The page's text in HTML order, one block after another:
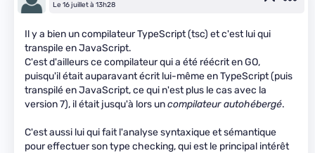
Le 16 juillet à 13h28
Il y a bien un compilateur TypeScript (tsc) et c'est lui qui
transpile en JavaScript.
C'est d'ailleurs ce compilateur qui a été réécrit en GO,
puisqu'il était auparavant écrit lui-même en TypeScript (puis
transpilé en JavaScript, ce qui n'est plus le cas avec la
version 7), il était jusqu'à lors uncompilateur autohébergé.
C'est aussi lui qui fait l'analyse syntaxique et sémantique
pour effectuer son type checking, qui est le principal intérêt